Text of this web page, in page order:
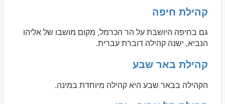
קהילת חיפה
גם בחיפה היושבת על הר הכרמל, מקום מושבו של אליהו
הנביא, ישנה קהילה דוברת עברית.
קהילת באר שבע
הקהילה בבאר שבע היא קהילה מיוחדת במינה.